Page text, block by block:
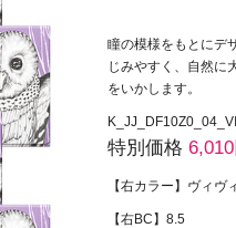
瞳の模様をもとにデ
じみやすく、自然に
をいかします。
特別価格 6,010
【右カラー】ヴィヴ
【右BC】8.5